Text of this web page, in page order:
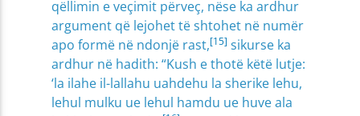
qëllimin e veçimit përveç, nëse ka ardhur
argument që lejohet të shtohet në numër
apo formë në ndonjë rast,[15] sikurse ka
ardhur në hadith: “Kush e thotë këtë lutje:
‘la ilahe il-lallahu uahdehu la sherike lehu,
lehul mulku ue lehul hamdu ue huve ala